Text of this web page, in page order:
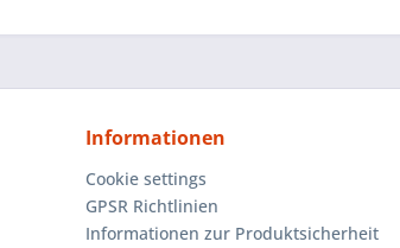
Informationen
Cookie settings
GPSR Richtlinien
Informationen zur Produktsicherheit